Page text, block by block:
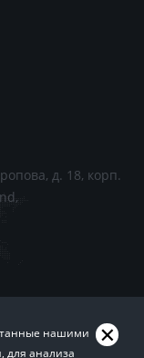
нашими
для анализа
д. 18, корп.